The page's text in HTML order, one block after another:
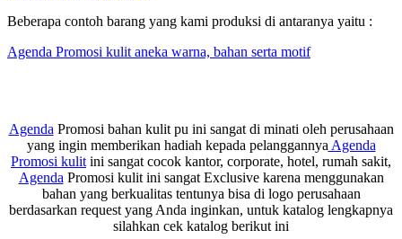
Beberapa contoh barang yang kami produksi di antaranya yaitu :
Agenda Promosi kulit aneka warna, bahan serta motif
Agenda Promosi bahan kulit pu ini sangat di minati oleh perusahaan
yang ingin memberikan hadiah kepada pelanggannya Agenda
Promosi kulit ini sangat cocok kantor, corporate, hotel, rumah sakit,
Agenda Promosi kulit ini sangat Exclusive karena menggunakan
bahan yang berkualitas tentunya bisa di logo perusahaan
berdasarkan request yang Anda inginkan, untuk katalog lengkapnya
silahkan cek katalog berikut ini